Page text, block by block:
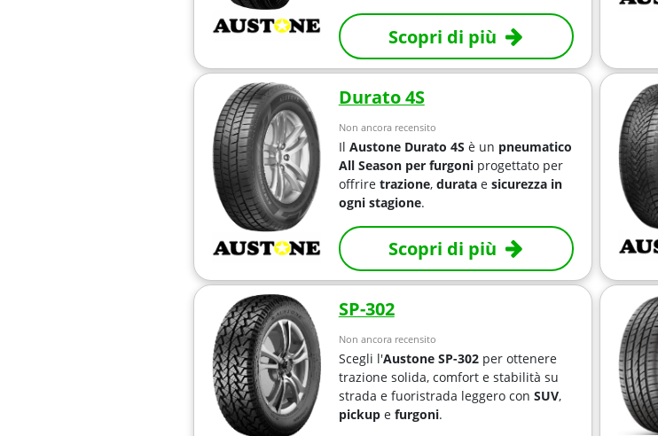
Scopri di più
Durato 4S
Non ancora recensito
Il Austone Durato 4S è un pneumatico
All Season per furgoniprogettato per
offrire trazione, duratae sicurezza in
ogni stagione.
Scopri di più
SP-302
Non ancora recensito
Scegli l'Austone SP-302per ottenere
trazione solida, comfort e stabilità su
strada e fuoristrada leggero con SUV,
pickup e furgoni.